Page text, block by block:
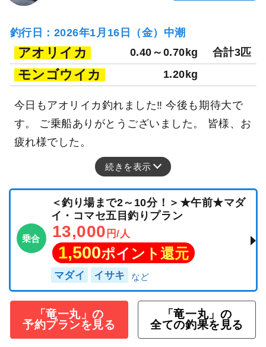
釣行日：2026年1月16日（金）中潮
アオリイカ 0.40～0.70kg 合計3匹
モンゴウイカ 1.20kg
今日もアオリイカ釣れました‼ 今後も期待大で
す。 ご乗船ありがとうございました。 皆様、お
疲れ様でした。
続きを表示
乗合
＜釣り場まで2～10分！＞★午前★マダ
イ・コマセ五目釣りプラン
13,000 円/人
1,500ポイント還元
マダイ イサキ
「竜一丸」の
予約プランを見る
「竜一丸」の
全ての釣果を見る